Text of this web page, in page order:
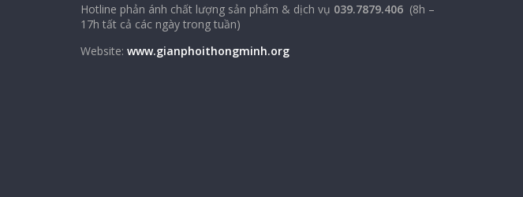
Hotline phản ánh chất lượng sản phẩm & dịch vụ 039.7879.406 (8h –
17h tất cả các ngày trong tuần)
Website: www.gianphoithongminh.org